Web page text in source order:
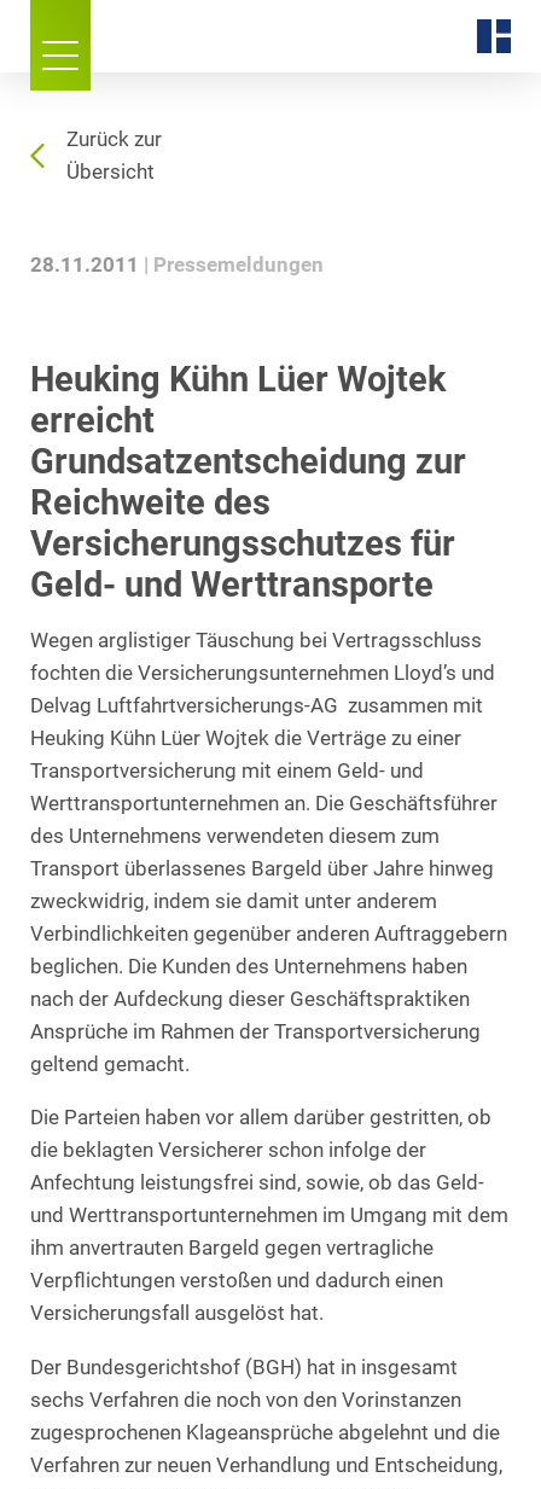
Zurück zur
Übersicht
28.11.2011 Pressemeldungen
Heuking Kühn Lüer Wojtek
erreicht
Grundsatzentscheidung zur
Reichweite des
Versicherungsschutzes für
Geld- und Werttransporte
Wegen arglistiger Täuschung bei Vertragsschluss
fochten die Versicherungsunternehmen Lloyd’s und
Delvag Luftfahrtversicherungs-AG zusammen mit
Heuking Kühn Lüer Wojtek die Verträge zu einer
Transportversicherung mit einem Geld- und
Werttransportunternehmen an. Die Geschäftsführer
des Unternehmens verwendeten diesem zum
Transport überlassenes Bargeld über Jahre hinweg
zweckwidrig, indem sie damit unter anderem
Verbindlichkeiten gegenüber anderen Auftraggebern
beglichen. Die Kunden des Unternehmens haben
nach der Aufdeckung dieser Geschäftspraktiken
Ansprüche im Rahmen der Transportversicherung
geltend gemacht.
Die Parteien haben vor allem darüber gestritten, ob
die beklagten Versicherer schon infolge der
Anfechtung leistungsfrei sind, sowie, ob das Geld-
und Werttransportunternehmen im Umgang mit dem
ihm anvertrauten Bargeld gegen vertragliche
Verpflichtungen verstoßen und dadurch einen
Versicherungsfall ausgelöst hat.
Der Bundesgerichtshof (BGH) hat in insgesamt
sechs Verfahren die noch von den Vorinstanzen
zugesprochenen Klageansprüche abgelehnt und die
Verfahren zur neuen Verhandlung und Entscheidung,